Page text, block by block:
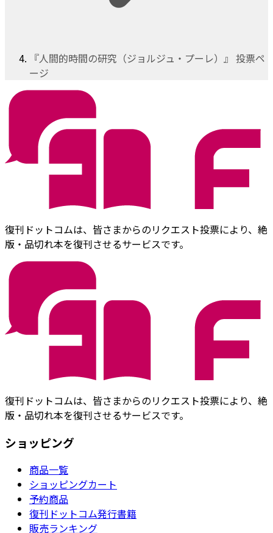
『人間的時間の研究（ジョルジュ・プーレ）』 投票ペ
ージ
復刊ドットコムは、皆さまからのリクエスト投票により、絶
版・品切れ本を復刊させるサービスです。
復刊ドットコムは、皆さまからのリクエスト投票により、絶
版・品切れ本を復刊させるサービスです。
ショッピング
商品一覧
ショッピングカート
予約商品
復刊ドットコム発行書籍
販売ランキング